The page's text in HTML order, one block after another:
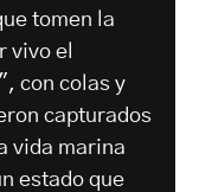
tomen la
vivo el
con colas y
capturados
vida marina
estado que